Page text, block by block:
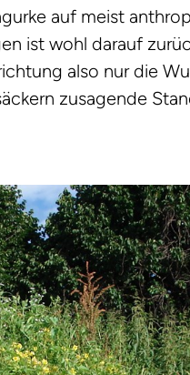
auf meist
ist wohl darauf
also nur die
zusagende